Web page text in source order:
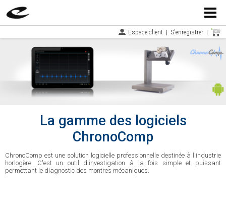
Menu
Espace client S'enregistrer
La gamme des logiciels
ChronoComp
ChronoComp est une solution logicielle professionnelle destinée à l'industrie
horlogère. C'est un outil d'investigation à la fois simple et puissant
permettant le diagnostic des montres mécaniques.